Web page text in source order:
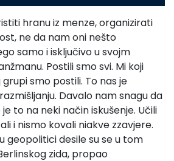
hranu iz menze, organizirati
ne da nam oni nešto
samo i isključivo u svojm
Postili smo svi. Mi koji
smo postili. To nas je
Davalo nam snagu da
to na neki način iskušenje. Učili
i nismo kovali niakve zzavjere.
geopolitici desile su se u tom
zida, propao